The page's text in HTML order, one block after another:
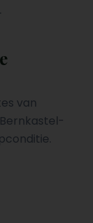
van